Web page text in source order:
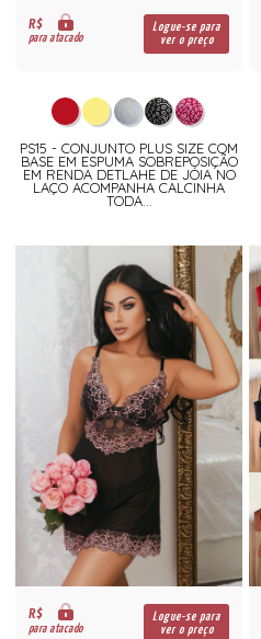
R$
para atacado
Logue-se para
ver o preço
PS15 - CONJUNTO PLUS SIZE COM
BASE EM ESPUMA SOBREPOSIÇÃO
EM RENDA DETLAHE DE JÓIA NO
LAÇO ACOMPANHA CALCINHA
TODA...
R$
para atacado
Logue-se para
ver o preço